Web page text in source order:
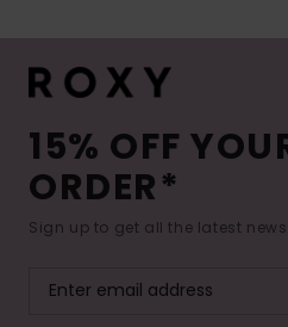
15% OFF
ORDER*
Sign up to get all the latest